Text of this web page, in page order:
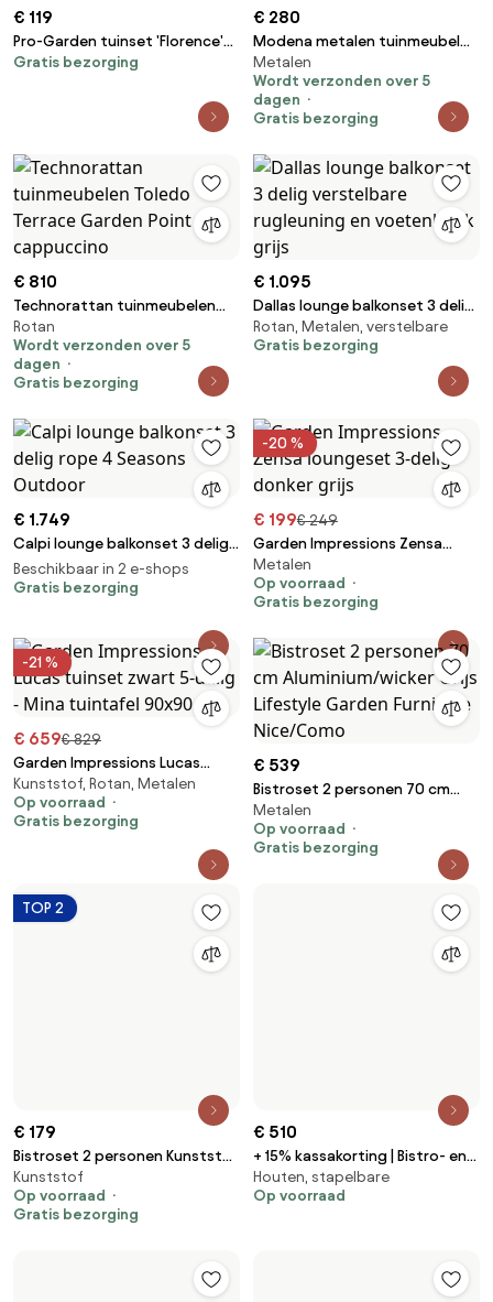
€ 119
Pro-Garden tuinset 'Florence'
antraciet 5 delig: 2 stoelen +
Gratis bezorging
€ 280
Modena metalen tuinmeubel
voor 2 personen met kleine
tafel Garden Point grijs
Metalen
Wordt verzonden over 5
dagen
Gratis bezorging
€ 810
Technorattan tuinmeubelen
Toledo Terrace Garden Point
cappuccino
Rotan
Wordt verzonden over 5
dagen
Gratis bezorging
€ 1.095
Dallas lounge balkonset 3 delig
verstelbare rugleuning en
voetenbank grijs
Rotan, Metalen, verstelbare
Gratis bezorging
€ 1.749
Calpi lounge balkonset 3 delig
rope 4 Seasons Outdoor
Beschikbaar in 2 e-shops
Gratis bezorging
-20 %
€ 199€ 249
Garden Impressions Zensa
loungeset 3-delig - donker grijs
Metalen
Op voorraad
Gratis bezorging
-21 %
€ 659€ 829
Garden Impressions Lucas
tuinset zwart 5-delig - Mina
tuintafel 90x90 cm
Kunststof, Rotan, Metalen
Op voorraad
Gratis bezorging
€ 539
Bistroset 2 personen 70 cm
Aluminium/wicker Grijs Lifestyle
Garden Furniture Nice/Como
Metalen
Op voorraad
Gratis bezorging
TOP 2
teakhout | Tuinset stapelbaar |
3-delig | Kees Smit
Tuinmeubelen
Op voorraad